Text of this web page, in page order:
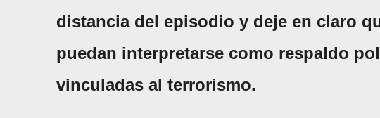
distancia del episodio y deje en claro
puedan interpretarse como respaldo
vinculadas al terrorismo.